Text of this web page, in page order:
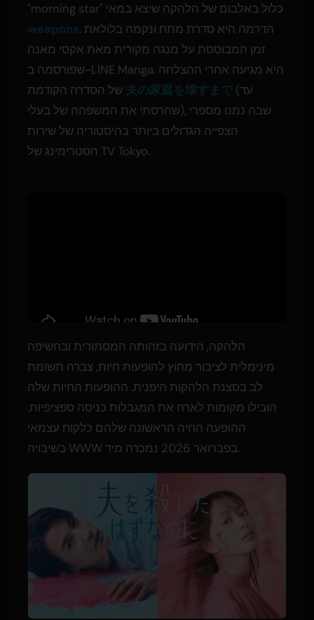
"morning star" כלול באלבום של הלהקה שיצא במאי
weapons. הדרמה היא סדרת מתח ונקמה בלולאת
זמן המבוססת על מנגה מקורית מאת אקסי מאנה
שפורסמה ב-LINE Manga. היא מגיעה אחרי ההצלחה
של הסדרה הקודמת 夫の家庭を壊すまで(עד
שהרסתי את המשפחה של בעלי), שבה נמנו מספרי
הצפייה הגדולים ביותר בהיסטוריה של שירות
הסטרימינג של TV Tokyo.
הלהקה, הידועה בזהותה המסתורית ובחשיפה
מינימלית לציבור מחוץ להופעות חיות, צברה תשומת
לב בסצנת הלהקות היפנית. ההופעות החיות שלה
הובילו מקומות לארח את המגבלות כניסה ספציפיות.
ההופעה החיה הראשונה שלהם כלקוח עצמאי
בשיבויה WWW בפברואר 2026 נמכרה מיד.